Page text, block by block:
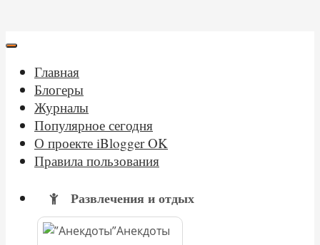
Главная
Блогеры
Журналы
Популярное сегодня
О проекте iBlogger OK
Правила пользования
Развлечения и отдых
Анекдоты